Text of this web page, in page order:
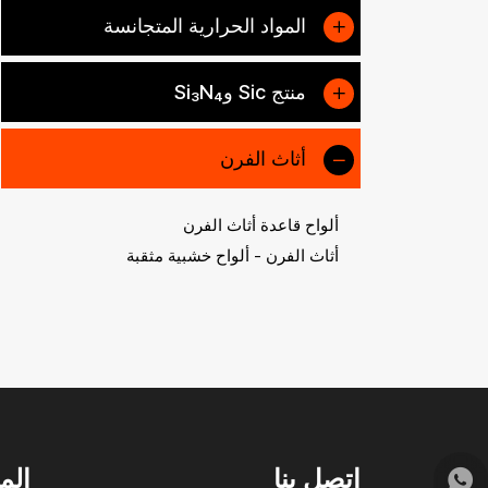
المواد الحرارية المتجانسة
منتج Sic وSi₃N₄
أثاث الفرن
ألواح قاعدة أثاث الفرن
أثاث الفرن - ألواح خشبية مثقبة
اتصل بنا